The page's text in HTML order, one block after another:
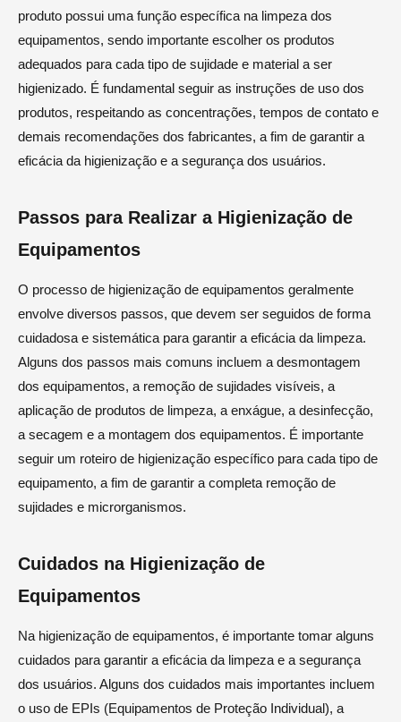
produto possui uma função específica na limpeza dos
equipamentos, sendo importante escolher os produtos
adequados para cada tipo de sujidade e material a ser
higienizado. É fundamental seguir as instruções de uso dos
produtos, respeitando as concentrações, tempos de contato e
demais recomendações dos fabricantes, a fim de garantir a
eficácia da higienização e a segurança dos usuários.
Passos para Realizar a Higienização de
Equipamentos
O processo de higienização de equipamentos geralmente
envolve diversos passos, que devem ser seguidos de forma
cuidadosa e sistemática para garantir a eficácia da limpeza.
Alguns dos passos mais comuns incluem a desmontagem
dos equipamentos, a remoção de sujidades visíveis, a
aplicação de produtos de limpeza, a enxágue, a desinfecção,
a secagem e a montagem dos equipamentos. É importante
seguir um roteiro de higienização específico para cada tipo de
equipamento, a fim de garantir a completa remoção de
sujidades e microrganismos.
Cuidados na Higienização de
Equipamentos
Na higienização de equipamentos, é importante tomar alguns
cuidados para garantir a eficácia da limpeza e a segurança
dos usuários. Alguns dos cuidados mais importantes incluem
o uso de EPIs (Equipamentos de Proteção Individual), a